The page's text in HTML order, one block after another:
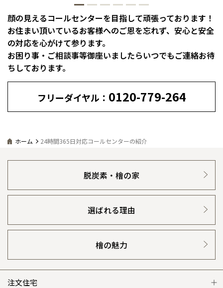
木材調達指針
グループ会社紹介
顔の見えるコールセンターを目指して頑張っております！
お住まい頂いているお客様へのご恩を忘れず、安心と安全
の対応を心がけて参ります。
お困り事・ご相談事等御座いましたらいつでもご連絡お待
ちしております。
フリーダイヤル： 0120-779-264
ホーム 24時間365日対応コールセンターの紹介
脱炭素・檜の家
選ばれる理由
檜の魅力
注文住宅
和歌山
島根
広島
山口
徳島
大分
宮崎
鹿児島
長崎
群馬県
群馬
伊勢崎
大分
宮崎県
宮崎
鹿児島県
鹿児島